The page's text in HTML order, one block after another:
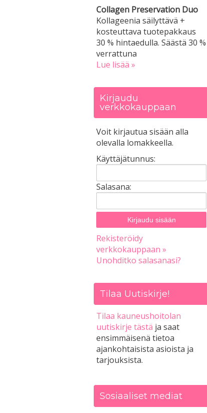
Collagen Preservation Duo
Kollageenia säilyttävä +
kosteuttava tuotepakkaus
30 % hintaedulla. Säästä 30 %
verrattuna
Lue lisää »
Kirjaudu
verkkokauppaan
Voit kirjautua sisään alla
olevalla lomakkeella.
Käyttäjätunnus:
Salasana:
Rekisteröidy
verkkokauppaan »
Unohditko salasanasi?
Tilaa Uutiskirje!
Tilaa kauneushoitolan
uutiskirje tästä ja saat
ensimmäisenä tietoa
ajankohtaisista asioista ja
tarjouksista.
Sosiaaliset mediat